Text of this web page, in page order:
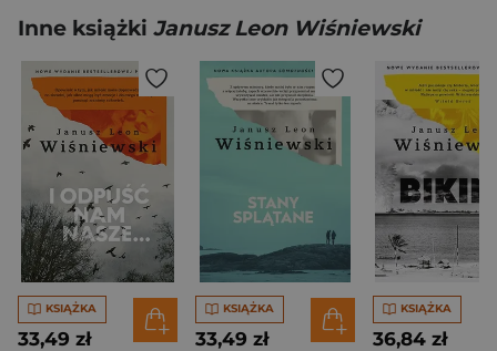
Inne książki Janusz Leon Wiśniewski
KSIĄŻKA
33,49 zł
KSIĄŻKA
33,49 zł
KSIĄŻKA
36,84 zł